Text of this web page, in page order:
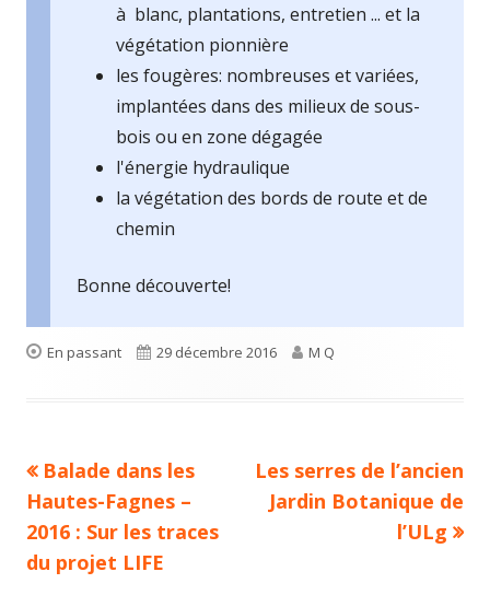
à blanc, plantations, entretien ... et la
végétation pionnière
les fougères: nombreuses et variées,
implantées dans des milieux de sous-
bois ou en zone dégagée
l'énergie hydraulique
la végétation des bords de route et de
chemin
Bonne découverte!
Format
En passant
Publié
29 décembre 2016 Auteur
M Q
Navigation
de
l’article
Article
précédent :
Balade dans les
Hautes-Fagnes –
2016 : Sur les traces
du projet LIFE
Article
suivant :
Les serres de l’ancien
Jardin Botanique de
l’ULg